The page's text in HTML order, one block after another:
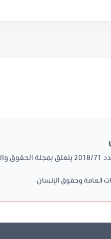
العامة وحقوق الإنسان